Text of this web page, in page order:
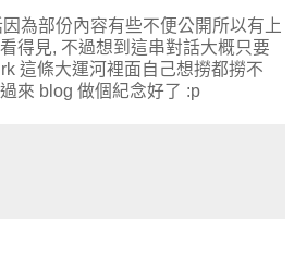
為部份內容有些不便公開所以有上
得見, 不過想到這串對話大概只要
這條大運河裡面自己想撈都撈不
來 blog 做個紀念好了 :p